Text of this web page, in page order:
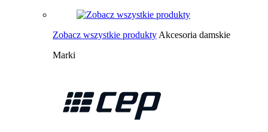
Zobacz wszystkie produkty Akcesoria damskie
Marki